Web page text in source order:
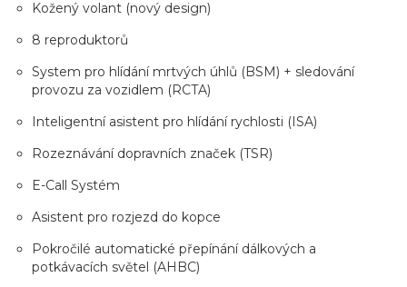
Kožený volant (nový design)
8 reproduktorů
System pro hlídání mrtvých úhlů (BSM) + sledování
provozu za vozidlem (RCTA)
Inteligentní asistent pro hlídání rychlosti (ISA)
Rozeznávání dopravních značek (TSR)
E-Call Systém
Asistent pro rozjezd do kopce
Pokročilé automatické přepínání dálkových a
potkávacích světel (AHBC)